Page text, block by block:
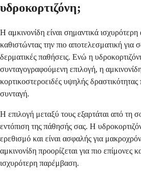
υδροκορτιζόνη;
Η αμκινονίδη είναι σημαντικά
καθιστώντας την πιο αποτελεσματική για
δερματικές παθήσεις. Ενώ η
συνταγογραφούμενη επιλογή, η
κορτικοστεροειδές υψηλής δραστικότητας
συνταγή.
Η επιλογή μεταξύ τους εξαρτάται από τη
εντόπιση της πάθησής σας. Η
ερεθισμό και είναι ασφαλής για
αμκινονίδη προορίζεται για πιο επίμονες
ισχυρότερη παρέμβαση.